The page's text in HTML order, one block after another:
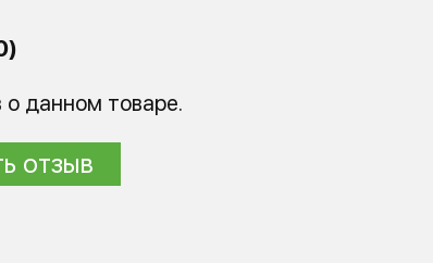
о данном товаре.
отзыв